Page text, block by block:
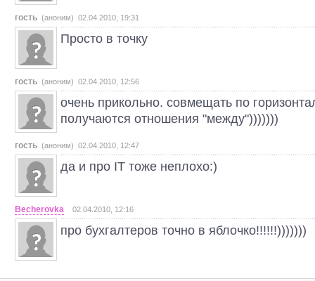
гость (аноним) 02.04.2010, 19:31
Просто в точку
гость (аноним) 02.04.2010, 12:56
очень прикольно. совмещать по
получаются отношения "между")))))))
гость (аноним) 02.04.2010, 12:47
да и про ІТ тоже неплохо:)
Becherovka 02.04.2010, 12:16
про бухгалтеров точно в яблочко!!!!!!)))))))